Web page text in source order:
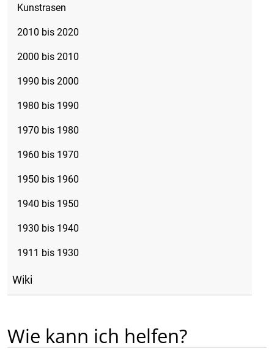
Kunstrasen
2010 bis 2020
2000 bis 2010
1990 bis 2000
1980 bis 1990
1970 bis 1980
1960 bis 1970
1950 bis 1960
1940 bis 1950
1930 bis 1940
1911 bis 1930
Wiki
Wie kann ich helfen?